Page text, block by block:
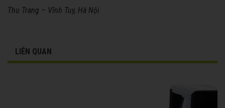
Thu Trang – Vĩnh Tuy, Hà Nội
LIÊN QUAN